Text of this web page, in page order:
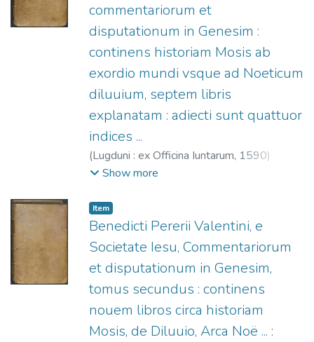
commentariorum et
disputationum in Genesim :
continens historiam Mosis ab
exordio mundi vsque ad Noeticum
diluuium, septem libris
explanatam : adiecti sunt quattuor
indices ...
(Lugduni : ex Officina Iuntarum, 1590)
Pereyra, Benito (S.I.), 1535-1610.
Show more
Item
Benedicti Pererii Valentini, e
Societate Iesu, Commentariorum
et disputationum in Genesim,
tomus secundus : continens
nouem libros circa historiam
Mosis, de Diluuio, Arca Noë ... :